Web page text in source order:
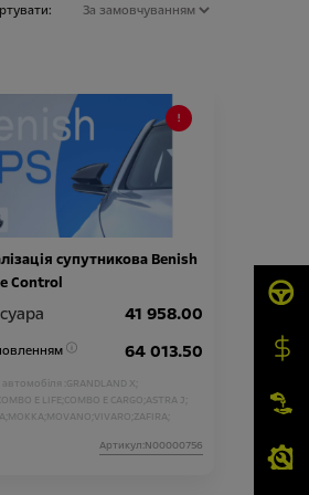
супутникова Benish
Control
41 958.00
64 013.50
:
GRANDLAND X;
E LIFE; COMBO E CARGO; ASTRA J;
MOKKA; MOVANO; VIVARO; ZAFIRA;
Артикул:N00000756